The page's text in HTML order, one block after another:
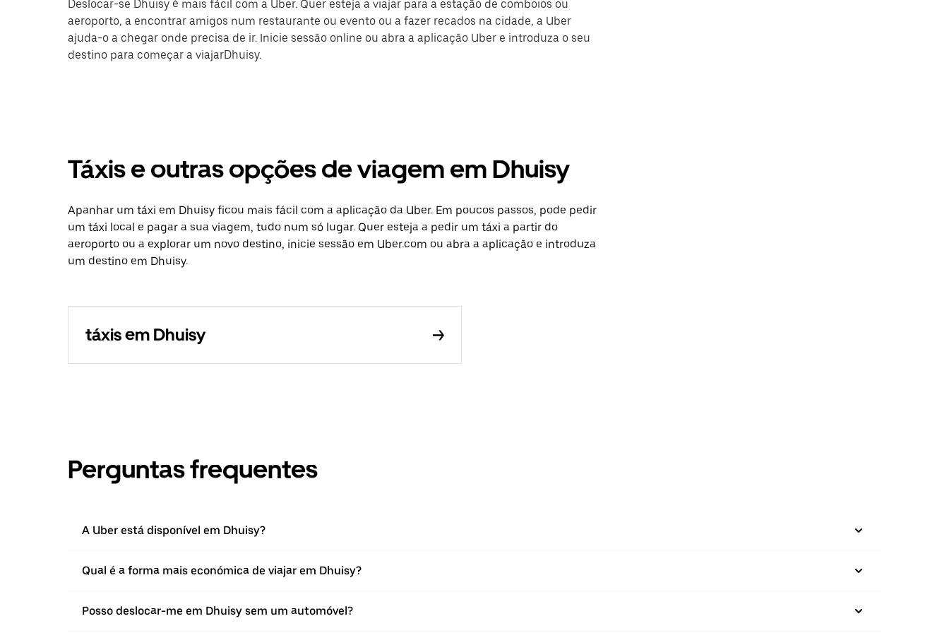
Deslocar-se Dhuisy é mais fácil com a Uber. Quer esteja a viajar para a estação de comboios ou
aeroporto, a encontrar amigos num restaurante ou evento ou a fazer recados na cidade, a Uber
ajuda-o a chegar onde precisa de ir. Inicie sessão online ou abra a aplicação Uber e introduza o seu
destino para começar a viajarDhuisy.
Táxis e outras opções de viagem em Dhuisy
Apanhar um táxi em Dhuisy ficou mais fácil com a aplicação da Uber. Em poucos passos, pode pedir
um táxi local e pagar a sua viagem, tudo num só lugar. Quer esteja a pedir um táxi a partir do
aeroporto ou a explorar um novo destino, inicie sessão em Uber.com ou abra a aplicação e introduza
um destino em Dhuisy.
táxis em Dhuisy
Perguntas frequentes
A Uber está disponível em Dhuisy?
Qual é a forma mais económica de viajar em Dhuisy?
Posso deslocar-me em Dhuisy sem um automóvel?